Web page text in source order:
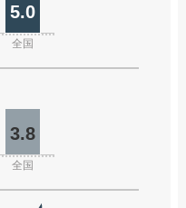
5.0
全国
3.8
全国